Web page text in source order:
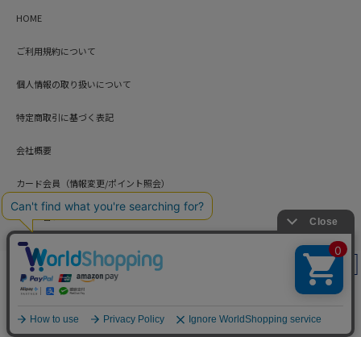
絞り込み
HOME
ご利用規約について
個人情報の取り扱いについて
特定商取引に基づく表記
会社概要
カード会員（情報変更/ポイント照会）
Copyright © HARUYAMA TRADING CO.,LTD. All Rights Reserved.